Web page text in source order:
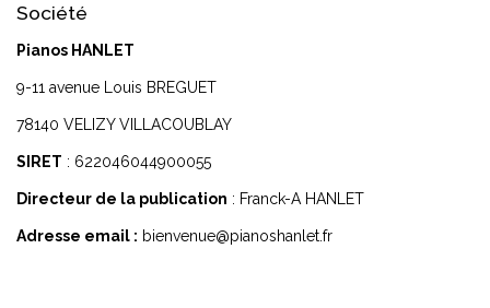
Société
Pianos HANLET
9-11 avenue Louis BREGUET
78140 VELIZY VILLACOUBLAY
SIRET : 622046044900055
Directeur de la publication : Franck-A HANLET
Adresse email : bienvenue@pianoshanlet.fr